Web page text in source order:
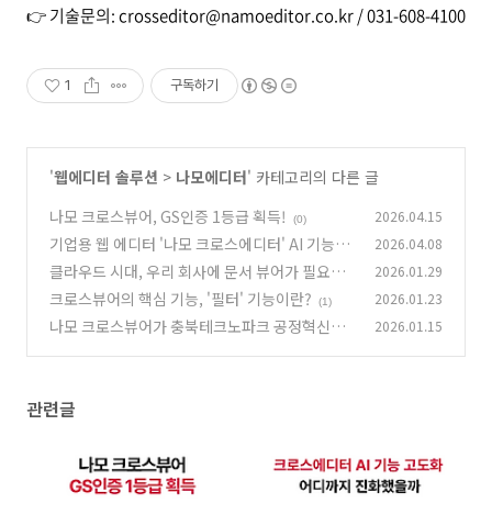
👉 기술문의: crosseditor@namoeditor.co.kr / 031-608-4100
1 구독하기
'웹에디터 솔루션 > 나모에디터' 카테고리의 다른 글
나모 크로스뷰어, GS인증 1등급 획득!
(0) 2026.04.15
기업용 웹 에디터 '나모 크로스에디터' AI 기능이
고도화되었습니다!
(0)
2026.04.08
클라우드 시대, 우리 회사에 문서 뷰어가 필요한
이유
(3)
2026.01.29
크로스뷰어의 핵심 기능, '필터' 기능이란? (1) 2026.01.23
나모 크로스뷰어가 충북테크노파크 공정혁신플
2026.01.15
관련글